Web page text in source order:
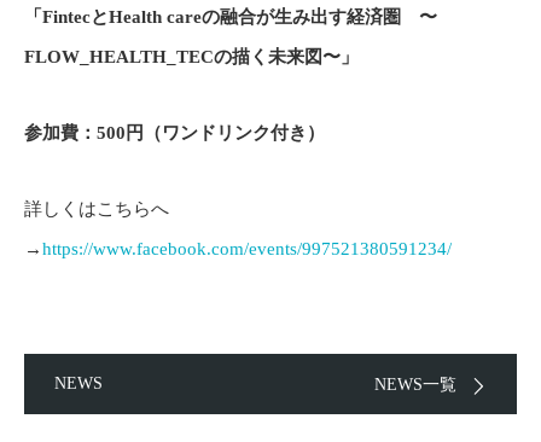
「FintecとHealth careの融合が生み出す経済圏 〜
FLOW_HEALTH_TECの描く未来図〜」
参加費：500円（ワンドリンク付き）
詳しくはこちらへ
→https://www.facebook.com/events/997521380591234/
NEWS NEWS一覧